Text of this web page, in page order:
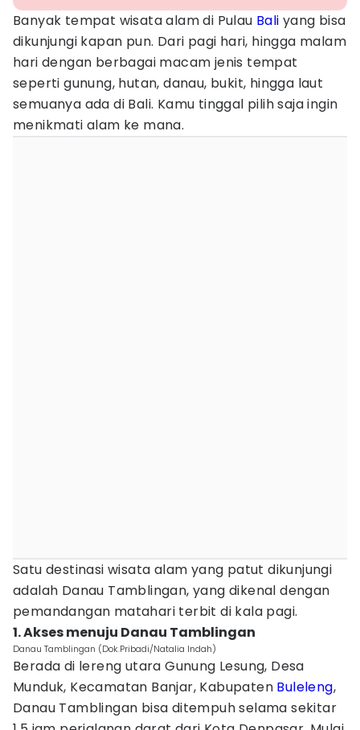
Banyak tempat wisata alam di Pulau Bali yang bisa
dikunjungi kapan pun. Dari pagi hari, hingga malam
hari dengan berbagai macam jenis tempat
seperti gunung, hutan, danau, bukit, hingga laut
semuanya ada di Bali. Kamu tinggal pilih saja ingin
menikmati alam ke mana.
Satu destinasi wisata alam yang patut dikunjungi
adalah Danau Tamblingan, yang dikenal dengan
pemandangan matahari terbit di kala pagi.
1. Akses menuju Danau Tamblingan
Danau Tamblingan (Dok.Pribadi/Natalia Indah)
Berada di lereng utara Gunung Lesung, Desa
Munduk, Kecamatan Banjar, Kabupaten Buleleng,
Danau Tamblingan bisa ditempuh selama sekitar